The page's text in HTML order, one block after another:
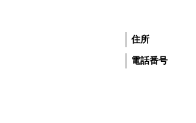
住所
電話番号